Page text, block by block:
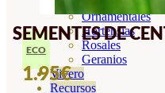
Ornamentales
Hortensias
Rosales
Geranios
Vivero
Recursos
SEMENTES DE
ECO
1.95€